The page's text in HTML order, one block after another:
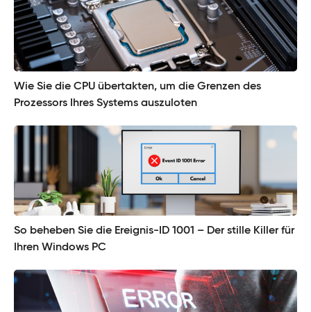
Wie Sie die CPU übertakten, um die Grenzen des
Prozessors Ihres Systems auszuloten
So beheben Sie die Ereignis-ID 1001 – Der stille Killer für
Ihren Windows PC